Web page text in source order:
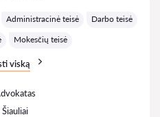
Administracinė teisė
Darbo teisė
Mokesčių teisė
viską
Šiauliai